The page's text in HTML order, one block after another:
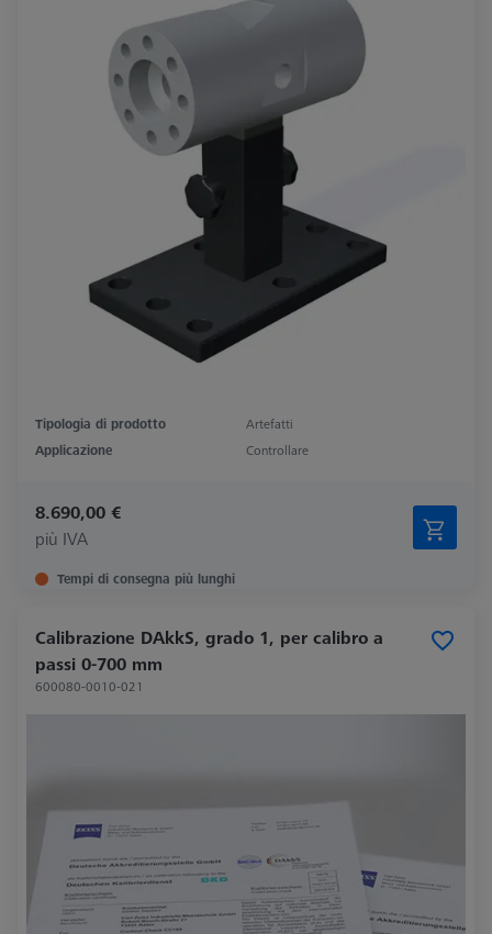
Tipologia di prodotto
Artefatti
Applicazione
Controllare
8.690,00 €
più IVA
Tempi di consegna più lunghi
Calibrazione DAkkS, grado 1, per calibro a
passi 0-700 mm
600080-0010-021